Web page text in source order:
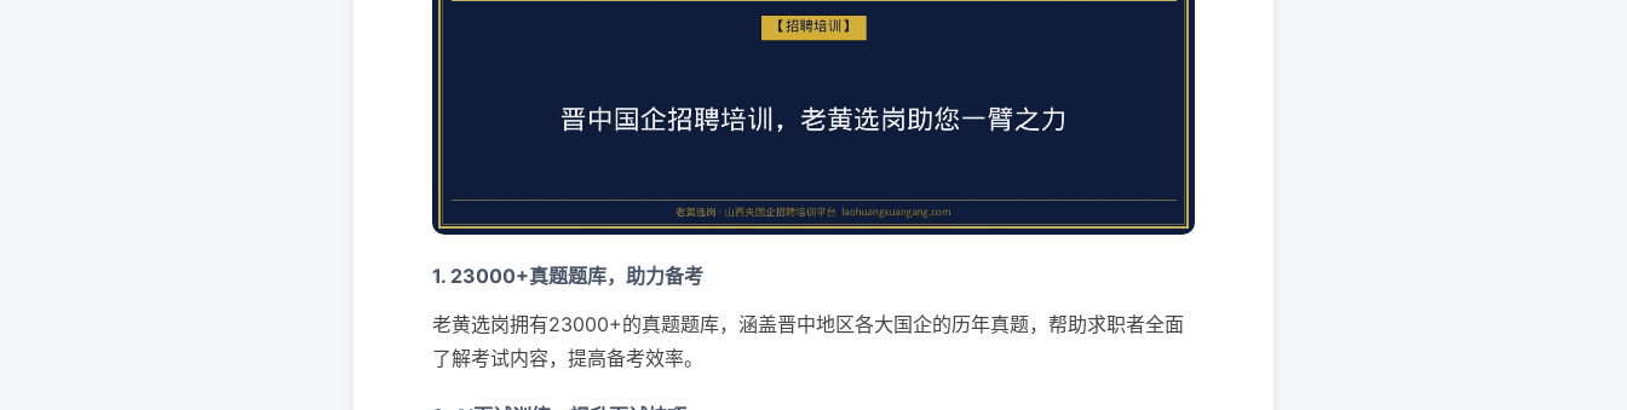
1. 23000+真题题库，助力备考
老黄选岗拥有23000+的真题题库，涵盖晋中地区各大国企的历年真题，帮助求职者全面
了解考试内容，提高备考效率。